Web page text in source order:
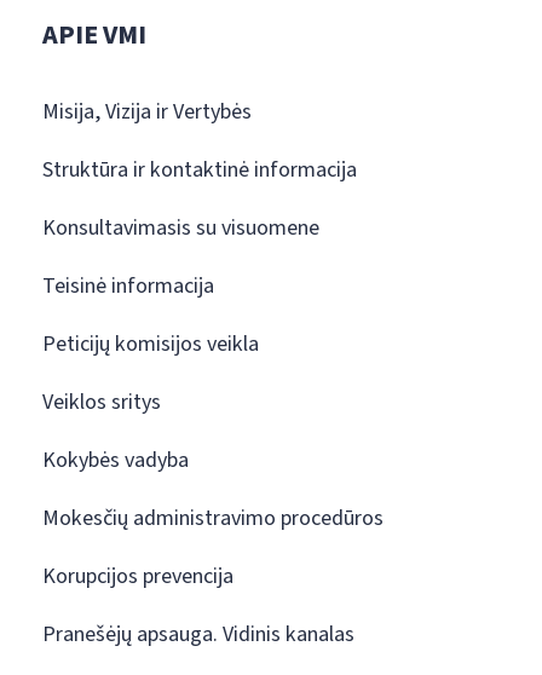
APIE VMI
Misija, Vizija ir Vertybės
Struktūra ir kontaktinė informacija
Konsultavimasis su visuomene
Teisinė informacija
Peticijų komisijos veikla
Veiklos sritys
Kokybės vadyba
Mokesčių administravimo procedūros
Korupcijos prevencija
Pranešėjų apsauga. Vidinis kanalas